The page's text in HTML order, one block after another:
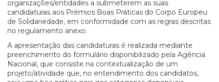
organizações/entidades a submeterem as suas
candidaturas aos Prémios Boas Práticas do Corpo Europeu
de Solidariedade, em conformidade com as regras descritas
no regulamento anexo.
A apresentação das candidaturas é realizada mediante
preenchimento do formulário disponibilizado pela Agência
Nacional, que consiste na contextualização de um
projeto/atividade que, no entendimento dos candidatos,